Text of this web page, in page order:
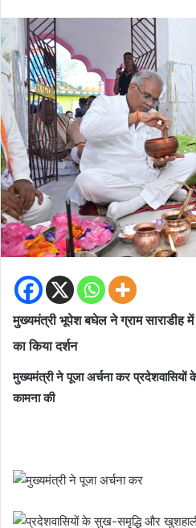
मुख्यमंत्री भूपेश बघेल ने ग्राम साराडीह
का किया दर्शन
मुख्यमंत्री ने पूजा अर्चना कर
कामना की